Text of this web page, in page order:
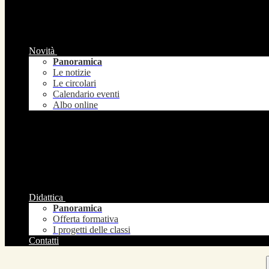
Novità
Panoramica
Le notizie
Le circolari
Calendario eventi
Albo online
Didattica
Panoramica
Offerta formativa
I progetti delle classi
Contatti